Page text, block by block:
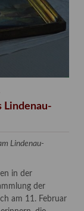
Lindenau-
Lindenau-
in der
der
am 11. Februar